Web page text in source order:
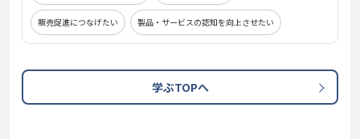
販売促進につなげたい 製品・サービスの認知を向上させたい
学ぶTOPへ